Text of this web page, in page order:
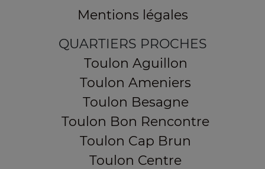
Mentions légales
QUARTIERS PROCHES
Toulon Aguillon
Toulon Ameniers
Toulon Besagne
Toulon Bon Rencontre
Toulon Cap Brun
Toulon Centre